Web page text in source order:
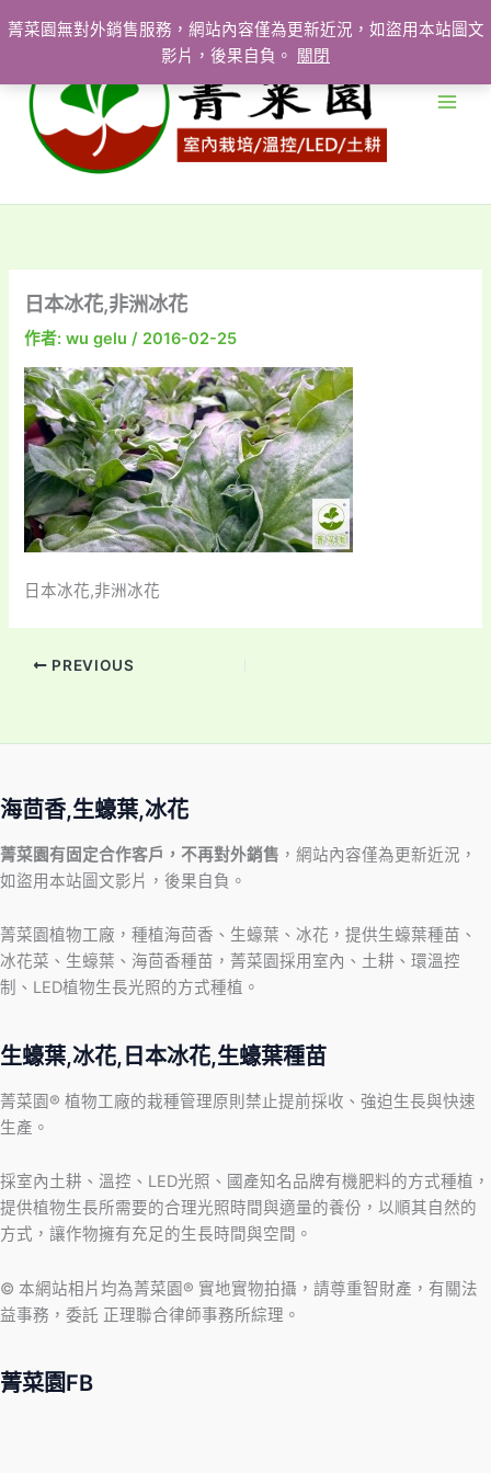
菁菜園無對外銷售服務，網站內容僅為更新近況，如盜用本站圖文
影片，後果自負。
關閉
至
要
日本冰花,非洲冰花
作者:wu gelu/ 2016-02-25
日本冰花,非洲冰花
PREVIOUS
海茴香,生蠔葉,冰花
菁菜園有固定合作客戶，不再對外銷售 ，網站內容僅為更新近況，
如盜用本站圖文影片，後果自負。
菁菜園植物工廠，種植海茴香、生蠔葉、冰花，提供生蠔葉種苗、
冰花菜、生蠔葉、海茴香種苗，菁菜園採用室內、土耕、環溫控
制、LED植物生長光照的方式種植。
生蠔葉,冰花,日本冰花,生蠔葉種苗
菁菜園® 植物工廠的栽種管理原則禁止提前採收、強迫生長與快速
生產。
採室內土耕、溫控、LED光照、國產知名品牌有機肥料的方式種植，
提供植物生長所需要的合理光照時間與適量的養份，以順其自然的
方式，讓作物擁有充足的生長時間與空間。
© 本網站相片均為菁菜園® 實地實物拍攝，請尊重智財產，有關法
益事務，委託 正理聯合律師事務所綜理。
菁菜園FB